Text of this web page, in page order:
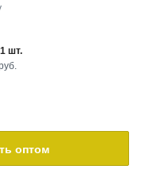
1 шт.
оптом